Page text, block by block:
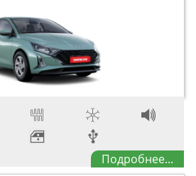
Подробнее...